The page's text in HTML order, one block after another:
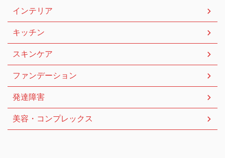
インテリア
キッチン
スキンケア
ファンデーション
発達障害
美容・コンプレックス